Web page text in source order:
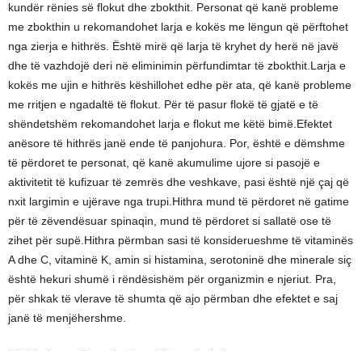
kundër rënies së flokut dhe zbokthit. Personat që kanë probleme
me zbokthin u rekomandohet larja e kokës me lëngun që përftohet
nga zierja e hithrës. Është mirë që larja të kryhet dy herë në javë
dhe të vazhdojë deri në eliminimin përfundimtar të zbokthit.Larja e
kokës me ujin e hithrës këshillohet edhe për ata, që kanë probleme
me rritjen e ngadaltë të flokut. Për të pasur flokë të gjatë e të
shëndetshëm rekomandohet larja e flokut me këtë bimë.Efektet
anësore të hithrës janë ende të panjohura. Por, është e dëmshme
të përdoret te personat, që kanë akumulime ujore si pasojë e
aktivitetit të kufizuar të zemrës dhe veshkave, pasi është një çaj që
nxit largimin e ujërave nga trupi.Hithra mund të përdoret në gatime
për të zëvendësuar spinaqin, mund të përdoret si sallatë ose të
zihet për supë.Hithra përmban sasi të konsiderueshme të vitaminës
A dhe C, vitaminë K, amin si histamina, serotoninë dhe minerale siç
është hekuri shumë i rëndësishëm për organizmin e njeriut. Pra,
për shkak të vlerave të shumta që ajo përmban dhe efektet e saj
janë të menjëhershme.